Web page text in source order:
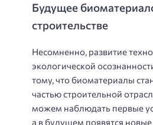
Будущее
строительстве
Несомненно, развитие
экологической
тому, что биоматериалы
частью строительной
можем наблюдать первые
а в будущем появятся